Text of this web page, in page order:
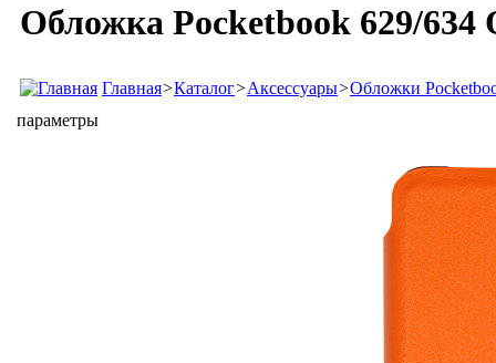
Обложка Pocketbook 629/634
Главная>Каталог>Аксессуары>Обложки
параметры